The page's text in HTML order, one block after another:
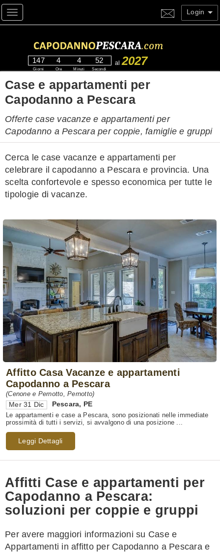
Toggle navigation Login
147
Giorni
4
Ore
4
Minuti
52
Secondi
al 2027
Case e appartamenti per
Capodanno a Pescara
Offerte case vacanze e appartamenti per
Capodanno a Pescara per coppie, famiglie e gruppi
Cerca le case vacanze e appartamenti per
celebrare il capodanno a Pescara e provincia. Una
scelta confortevole e spesso economica per tutte le
tipologie di vacanze.
Affitto Casa Vacanze e appartamenti
Capodanno a Pescara
(Cenone e Pernotto, Pernotto)
Mer 31 Dic Pescara, PE
Le appartamenti e case a Pescara, sono posizionati nelle immediate
prossimità di tutti i servizi, si avvalgono di una posizione ...
Leggi Dettagli
Affitti Case e appartamenti per
Capodanno a Pescara:
soluzioni per coppie e gruppi
Per avere maggiori informazioni su Case e
Appartamenti in affitto per Capodanno a Pescara e